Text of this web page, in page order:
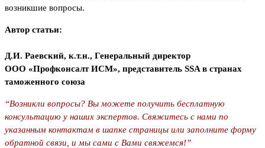
возникшие вопросы.
Автор статьи:
Д.И. Раевский, к.т.н., Генеральный директор
ООО «Профконсалт ИСМ», представитель SSA в странах
таможенного союза
“Возникли вопросы? Вы можете получить бесплатную
консультацию у наших экспертов. Свяжитесь с нами по
указанным контактам в шапке страницы или заполните форму
обратной связи, и мы сами с Вами свяжемся!”